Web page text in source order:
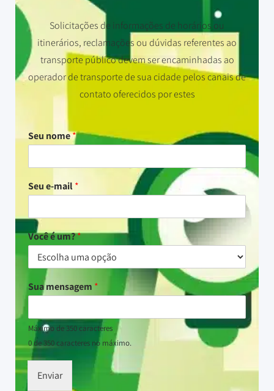
Solicitações de informações de horários ou
itinerários, reclamações ou dúvidas referentes ao
transporte público devem ser encaminhadas ao
operador de transporte de sua cidade pelos canais de
contato oferecidos por estes
Seu nome*
Seu e-mail*
Você é um?*
Sua mensagem *
Máximo de 350 caracteres
0 de 350 caracteres no máximo.
Enviar